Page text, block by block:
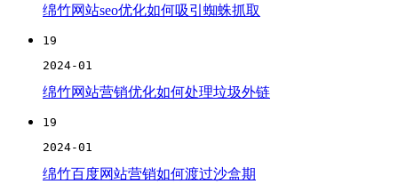
绵竹网站seo优化如何吸引蜘蛛抓取
19
2024-01
绵竹网站营销优化如何处理垃圾外链
19
2024-01
绵竹百度网站营销如何渡过沙盒期